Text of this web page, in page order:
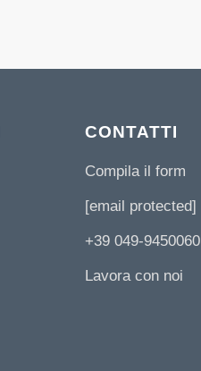
CONTATTI
Compila il form
[email protected]
+39 049-9450060
Lavora con noi